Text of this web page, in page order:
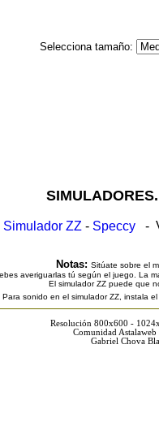
Selecciona tamaño:
Simulador ZZ - Speccy -
Notas: Sitúate sobre el
averiguarlas tú según el juego. La
El simulador ZZ puede que
Para sonido en el simulador ZZ, instala
Resolución 800x600 -
Comunidad
Gabriel Chova